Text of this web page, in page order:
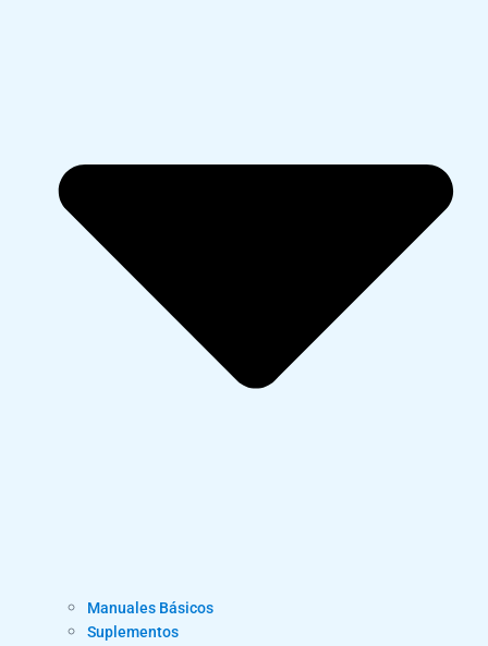
Manuales Básicos
Suplementos